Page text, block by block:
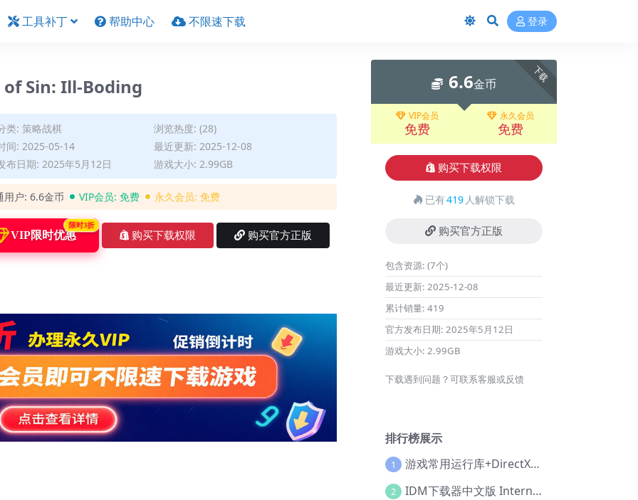
工具补丁 帮助中心 不限速下载 登录
of Sin: Ill-Boding
类: 策略战棋
浏览热度: (28)
间: 2025-05-14
最近更新: 2025-12-08
布日期: 2025年5月12日
游戏大小: 2.99GB
用户: 6.6金币 VIP会员: 免费 永久会员: 免费
VIP限时优惠
限时3折
购买下载权限 购买官方正版
下载
6.6金币
VIP会员
免费
永久会员
免费
购买下载权限
已有419 人解锁下载
购买官方正版
包含资源: (7个)
最近更新: 2025-12-08
累计销量: 419
官方发布日期: 2025年5月12日
游戏大小: 2.99GB
下载遇到问题？可联系客服或反馈
排行榜展示
1 游戏常用运行库+DirectX修复增强版
2 IDM下载器中文版 Internet Download Manager v6.42.36 IDM